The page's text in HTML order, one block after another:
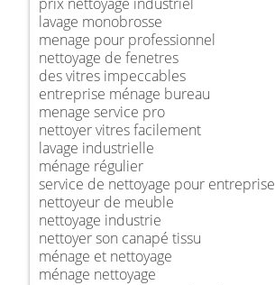
lavage monobrosse
menage pour professionnel
nettoyage de fenetres
des vitres impeccables
entreprise ménage bureau
menage service pro
nettoyer vitres facilement
lavage industrielle
ménage régulier
service de nettoyage pour entreprise
nettoyeur de meuble
nettoyage industrie
nettoyer son canapé tissu
ménage et nettoyage
ménage nettoyage